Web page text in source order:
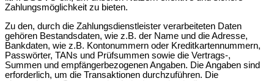
Zahlungsmöglichkeit zu bieten.
Zu den, durch die Zahlungsdienstleister verarbeiteten Daten
gehören Bestandsdaten, wie z.B. der Name und die Adresse,
Bankdaten, wie z.B. Kontonummern oder Kreditkartennummern,
Passwörter, TANs und Prüfsummen sowie die Vertrags-,
Summen und empfängerbezogenen Angaben. Die Angaben sind
erforderlich, um die Transaktionen durchzuführen. Die